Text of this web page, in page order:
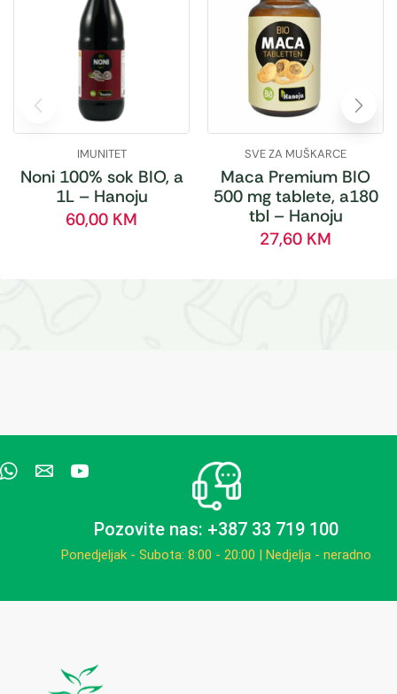
IMUNITET
Noni 100% sok BIO, a
1L – Hanoju
60,00 KM
SVE ZA MUŠKARCE
Maca Premium BIO
500 mg tablete, a180
tbl – Hanoju
27,60 KM
Pozovite nas: +387 33 719 100
Ponedjeljak - Subota: 8:00 - 20:00 | Nedjelja - neradno